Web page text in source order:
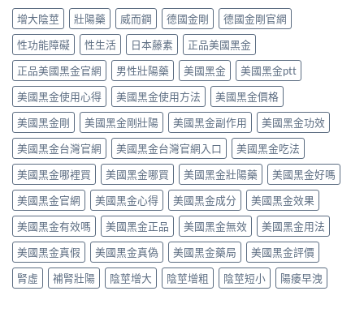
全
性
全
解
析〉
中
南〉
中
達
泊
西
汀
60mg，
硬
得
起
又
撐
得
久
的
完
整
指
南〉
中
五
型
磷
酸
二
酯
酶
抑
制
劑
到
攝
護
腺
素
類
藥
物，
找
回
自
泊
西
汀）
副
作
用
全
解
析：
常
見
輕
微
vs
罕
見
嚴
重，
用
藥
前
增大陰莖 壯陽藥 威而鋼 德國金剛
德國金剛官網
性功能障礙
性生活 日本藤素
正品美國黑金
正品美國黑金官網
男性壯陽藥 美國黑金
美國黑金ptt
美國黑金使用心得
美國黑金使用方法
美國黑金價格
美國黑金剛
美國黑金剛壯陽 美國黑金副作用
美國黑金功效
美國黑金台灣官網
美國黑金台灣官網入口
美國黑金吃法
美國黑金哪裡買
美國黑金哪買 美國黑金壯陽藥
美國黑金好嗎
美國黑金官網
美國黑金心得 美國黑金成分
美國黑金效果
美國黑金有效嗎
美國黑金正品 美國黑金無效
美國黑金用法
美國黑金真假
美國黑金真偽 美國黑金藥局
美國黑金評價
腎虛
補腎壯陽 陰莖增大 陰莖增粗 陰莖短小 陽痿早洩